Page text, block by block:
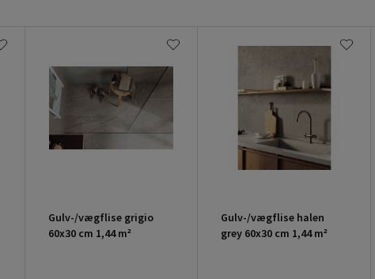
Gulv-/vægflise grigio
60x30 cm 1,44 m²
Gulv-/vægflise halen
grey 60x30 cm 1,44 m²